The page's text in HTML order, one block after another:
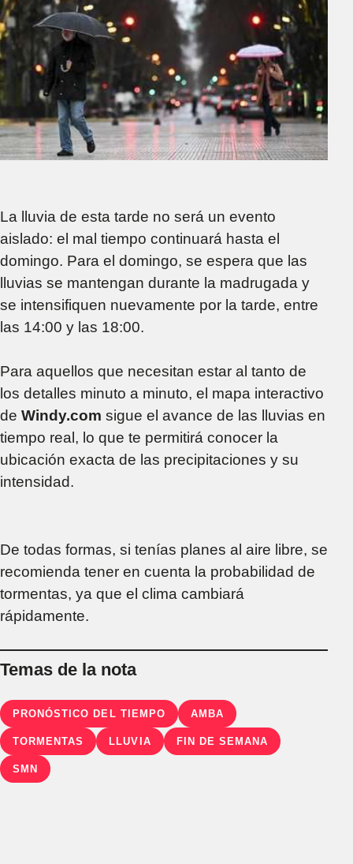
La lluvia de esta tarde no será un evento
aislado: el mal tiempo continuará hasta el
domingo. Para el domingo, se espera que las
lluvias se mantengan durante la madrugada y
se intensifiquen nuevamente por la tarde, entre
las 14:00 y las 18:00.
Para aquellos que necesitan estar al tanto de
los detalles minuto a minuto, el mapa interactivo
de Windy.com sigue el avance de las lluvias en
tiempo real, lo que te permitirá conocer la
ubicación exacta de las precipitaciones y su
intensidad.
De todas formas, si tenías planes al aire libre, se
recomienda tener en cuenta la probabilidad de
tormentas, ya que el clima cambiará
rápidamente.
Temas de la nota
PRONÓSTICO DEL TIEMPO AMBA
TORMENTAS LLUVIA FIN DE SEMANA
SMN